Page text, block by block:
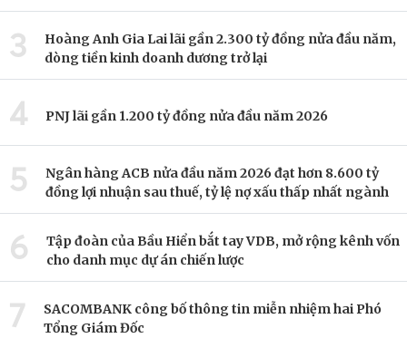
3
Hoàng Anh Gia Lai lãi gần 2.300 tỷ đồng nửa đầu năm,
dòng tiền kinh doanh dương trở lại
4 PNJ lãi gần 1.200 tỷ đồng nửa đầu năm 2026
5
Ngân hàng ACB nửa đầu năm 2026 đạt hơn 8.600 tỷ
đồng lợi nhuận sau thuế, tỷ lệ nợ xấu thấp nhất ngành
6
Tập đoàn của Bầu Hiển bắt tay VDB, mở rộng kênh vốn
cho danh mục dự án chiến lược
7
SACOMBANK công bố thông tin miễn nhiệm hai Phó
Tổng Giám Đốc